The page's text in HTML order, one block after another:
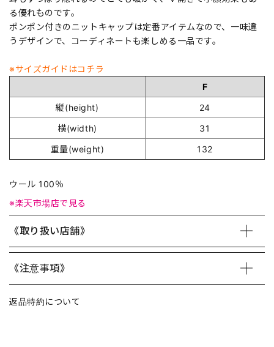
る優れものです。
ポンポン付きのニットキャップは定番アイテムなので、一味違
うデザインで、コーディネートも楽しめる一品です。
※サイズガイドはコチラ
F
縦(height)
24
横(width)
31
重量(weight)
132
ウール 100％
※楽天市場店で見る
《取り扱い店舗》
《注意事項》
返品特約について